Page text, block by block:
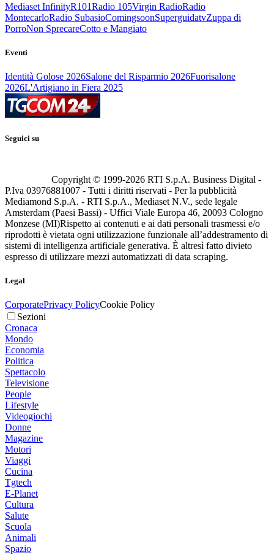
Mediaset InfinityR101Radio 105Virgin RadioRadio
MontecarloRadio SubasioComingsoonSuperguidatvZuppa di
PorroNon SprecareCotto e Mangiato
Eventi
Identità Golose 2026Salone del Risparmio 2026Fuorisalone
2026L'Artigiano in Fiera 2025
Seguici su
Copyright © 1999-2026 RTI S.p.A. Business Digital -
P.Iva 03976881007 - Tutti i diritti riservati - Per la pubblicità
Mediamond S.p.A. - RTI S.p.A., Mediaset N.V., sede legale
Amsterdam (Paesi Bassi) - Uffici Viale Europa 46, 20093 Cologno
Monzese (MI)Rispetto ai contenuti e ai dati personali trasmessi e/o
riprodotti è vietata ogni utilizzazione funzionale all’addestramento di
sistemi di intelligenza artificiale generativa. È altresì fatto divieto
espresso di utilizzare mezzi automatizzati di data scraping.
Legal
CorporatePrivacy PolicyCookie Policy
Sezioni
Cronaca
Mondo
Economia
Politica
Spettacolo
Televisione
People
Lifestyle
Videogiochi
Donne
Magazine
Motori
Viaggi
Cucina
Tgtech
E-Planet
Cultura
Salute
Scuola
Animali
Spazio